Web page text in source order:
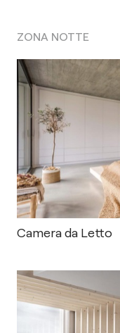
ZONA NOTTE
Camera da Letto